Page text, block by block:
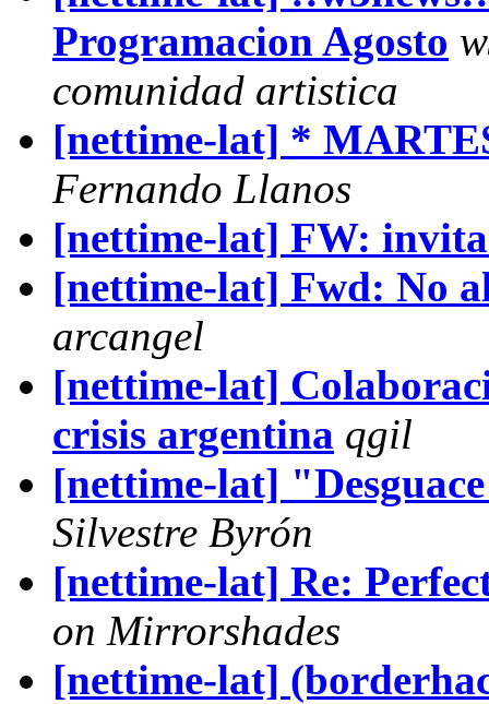
Programacion Agosto
comunidad artistica
[nettime-lat] *
Fernando Llanos
[nettime-lat] FW:
[nettime-lat] Fwd: No
arcangel
[nettime-lat]
crisis argentina qgil
[nettime-lat]
Silvestre Byrón
[nettime-lat] Re:
on Mirrorshades
[nettime-lat]